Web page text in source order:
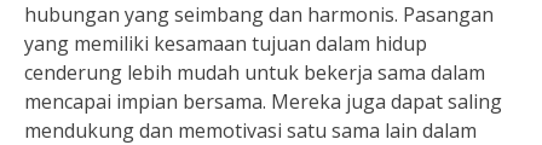
hubungan yang seimbang dan harmonis. Pasangan
yang memiliki kesamaan tujuan dalam hidup
cenderung lebih mudah untuk bekerja sama dalam
mencapai impian bersama. Mereka juga dapat saling
mendukung dan memotivasi satu sama lain dalam